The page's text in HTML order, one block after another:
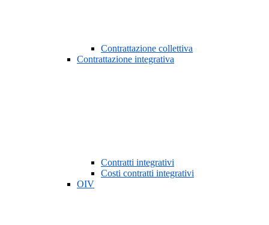
Contrattazione collettiva
Contrattazione integrativa
Contratti integrativi
Costi contratti integrativi
OIV